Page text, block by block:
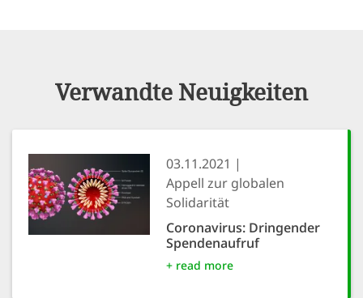
Verwandte Neuigkeiten
03.11.2021
Appell zur globalen
Solidarität
Coronavirus: Dringender
Spendenaufruf
+ read more